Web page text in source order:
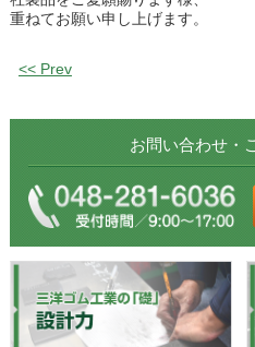
重ねてお願い申し上げます。
<< Prev
お問い合わせ・